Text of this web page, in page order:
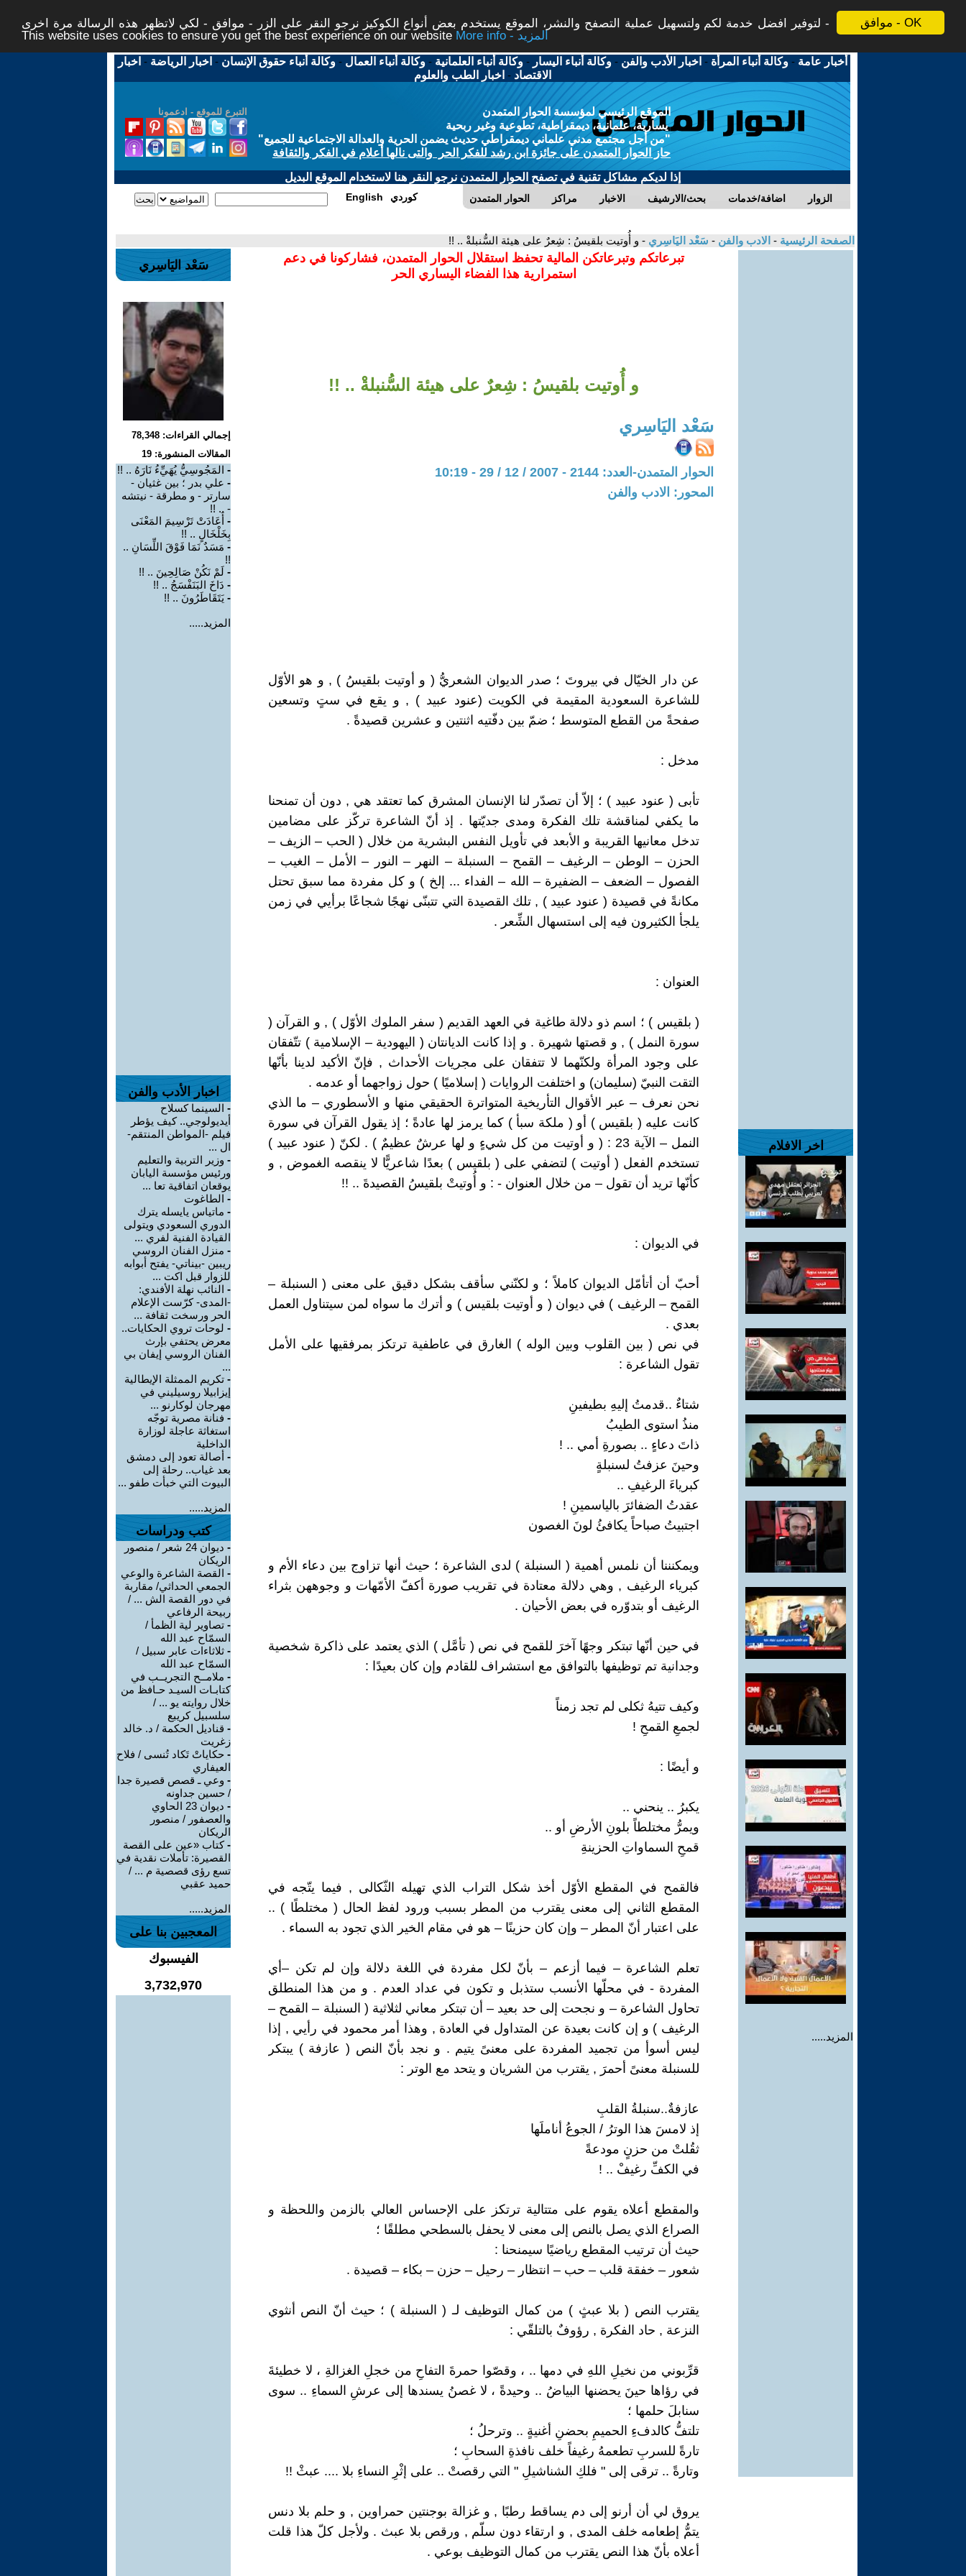
موافق - OK
لتوفير افضل خدمة لكم ولتسهيل عملية التصفح والنشر، الموقع يستخدم بعض أنواع الكوكيز نرجو النقر على الزر - موافق - لكي لاتظهر هذه الرسالة مرة اخرى -
This website uses cookies to ensure you get the best experience on our website
More info - المزيد
أخبار عامة -وكالة أنباء المرأة - اخبار الأدب والفن -وكالة أنباء اليسار -وكالة أنباء العلمانية -وكالة أنباء العمال -وكالة أنباء حقوق الإنسان - اخبار الرياضة - اخبار
الاقتصاد - اخبار الطب والعلوم
التبرع للموقع - ادعمونا
الموقع الرئيسي لمؤسسة الحوار المتمدن
يسارية، علمانية، ديمقراطية، تطوعية وغير ربحية
"من أجل مجتمع مدني علماني ديمقراطي حديث يضمن الحرية والعدالة الاجتماعية للجميع"
حاز الحوار المتمدن على جائزة ابن رشد للفكر الحر والتى نالها أعلام في الفكر والثقافة
إذا لديكم مشاكل تقنية في تصفح الحوار المتمدن نرجو النقر هنا لاستخدام الموقع البديل
الحوار المتمدن مراكز الاخبار بحث/الارشيف اضافة/خدمات الزوار English كوردي
الصفحة الرئيسية - الادب والفن - سَعْد اليَاسِري - و أُوتيت بلقيسُ : شِعرٌ على هيئة السُّنبلةْ .. !!
اخر الافلام
المزيد.....
تبرعاتكم وتبرعاتكن المالية تحفظ استقلال الحوار المتمدن، فشاركونا في دعم
استمرارية هذا الفضاء اليساري الحر
و أُوتيت بلقيسُ : شِعرٌ على هيئة السُّنبلةْ .. !!
سَعْد اليَاسِري
الحوار المتمدن-العدد: 2144 - 2007 / 12 / 29 - 10:19
المحور: الادب والفن
عن دار الخيّال في بيروتَ ؛ صدر الديوان الشعريُّ ( و أوتيت بلقيسُ ) , و هو الأوّل
للشاعرة السعودية المقيمة في الكويت (عنود عبيد ) , و يقع في ستٍ وتسعين
صفحةً من القطع المتوسط ؛ ضمّ بين دفّتيه اثنتين و عشرين قصيدةً .
مدخل :
تأبى ( عنود عبيد ) ؛ إلاّ أن تصدّر لنا الإنسان المشرق كما تعتقد هي , دون أن تمنحنا
ما يكفي لمناقشة تلك الفكرة ومدى جديّتها . إذ أنّ الشاعرة تركّز على مضامين
تدخل معانيها القريبة و الأبعد في تأويل النفس البشرية من خلال ( الحب – الزيف –
الحزن – الوطن – الرغيف – القمح – السنبلة – النهر – النور – الأمل – الغيب –
الفصول – الضعف – الضفيرة – الله – الفداء ... إلخ ) و كل مفردة مما سبق تحتل
مكانةً في قصيدة ( عنود عبيد ) , تلك القصيدة التي تتبنّى نهجًا شجاعًا برأيي في زمن
يلجأ الكثيرون فيه إلى استسهال الشِّعر .
العنوان :
( بلقيس ) ؛ اسم ذو دلالة طاغية في العهد القديم ( سفر الملوك الأوّل ) , و القرآن (
سورة النمل ) , و قصتها شهيرة . و إذا كانت الديانتان ( اليهودية – الإسلامية ) تتّفقان
على وجود المرأة ولكنّهما لا تتفقان على مجريات الأحداث , فإنّ الأكيد لدينا بأنّها
التقت النبيّ (سليمان) و اختلفت الروايات ( إسلاميًا ) حول زواجهما أو عدمه .
نحن نعرف – عبر الأقوال التأريخية المتواترة الحقيقي منها و الأسطوري – ما الذي
كانت عليه ( بلقيس ) أو ( ملكة سبأ ) كما يرمز لها عادةً ؛ إذ يقول القرآن في سورة
النمل – الآية 23 : ( و أوتيت من كل شيءٍ و لها عرشٌ عظيمٌ ) . لكنّ ( عنود عبيد )
تستخدم الفعل ( أوتيت ) لتضفي على ( بلقيس ) بعدًا شاعريًّا لا ينقصه الغموض , و
كأنّها تريد أن تقول – من خلال العنوان - : و أُوتيتْ بلقيسُ القصيدةَ .. !!
في الديوان :
أحبّ أن أتأمّل الديوان كاملاً ؛ و لكنّني سأقف بشكل دقيق على معنى ( السنبلة –
القمح – الرغيف ) في ديوان ( و أوتيت بلقيس ) و أترك ما سواه لمن سيتناول العمل
بعدي .
في نص ( بين القلوب وبين الوله ) الغارق في عاطفية ترتكز بمرفقيها على الأمل
تقول الشاعرة :
شتاءٌ ..قدمتُ إليهِ بطيفينِ
منذُ استوى الطيبُ
ذاتَ دعاءٍ .. بصورةِ أمي .. !
وحينَ عزفتُ لسنبلةٍ
كبرياءَ الرغيفِ ..
عقدتُ الضفائرَ بالياسمينِ !
اجتبيتُ صباحاً يكافئُ لونَ الغصون
ويمكنننا أن نلمس أهمية ( السنبلة ) لدى الشاعرة ؛ حيث أنها تزاوج بين دعاء الأم و
كبرياء الرغيف , وهي دلالة معتادة في تقريب صورة أكفّ الأمّهات و وجوههن بثراء
الرغيف أو بتدوّره في بعض الأحيان .
في حين أنّها تبتكر وجهًا آخرَ للقمح في نص ( تأمَّل ) الذي يعتمد على ذاكرة شخصية
وجدانية تم توظيفها بالتوافق مع استشراف للقادم وإن كان بعيدًا :
وكيف تتيهُ ثكلى لم تجد زمناً
لجمعِ القمحِ !
و أيضًا :
يكبرُ .. ينحني ..
ويمرُّ مختلطاً بلونِ الأرضِ أو ..
قمحِ السماواتِ الحزينةِ
فالقمح في المقطع الأوّل أخذ شكل التراب الذي تهيله الثّكالى , فيما يتّجه في
المقطع الثاني إلى معنى يقترب من المطر بسبب ورود لفظ الحال ( مختلطًا ) ..
على اعتبار أنّ المطر – وإن كان حزينًا – هو في مقام الخير الذي تجود به السماء .
تعلم الشاعرة – فيما أزعم – بأنّ لكل مفردة في اللغة دلالة وإن لم تكن –أي
المفردة - في محلّها الأنسب ستذبل و تكون في عداد العدم . و من هذا المنطلق
تحاول الشاعرة – و نجحت إلى حد بعيد – أن تبتكر معاني لثلاثية ( السنبلة – القمح –
الرغيف ) و إن كانت بعيدة عن المتداول في العادة , وهذا أمر محمود في رأيي , إذا
ليس أسوأ من تجميد المفردة على معنىً يتيم . و نجد بأنّ النص ( عازفة ) يبتكر
للسنبلة معنىً أحمرَ , يقترب من الشريان و يتحد مع الوتر :
عازفةٌ..سنبلةُ القلبِ
إذ لامسَ هذا الوترُ / الجوعُ أناملَها
ثقُلتْ من حزنٍ مودعةً
في الكفِّ رغيفْ .. !
والمقطع أعلاه يقوم على متتالية ترتكز على الإحساس العالي بالزمن واللحظة و
الصراع الذي يصل بالنص إلى معنى لا يحفل بالسطحي مطلقًا ؛
حيث أن ترتيب المقطع رياضيًا سيمنحنا :
شعور – خفقة قلب – حب – انتظار – رحيل – حزن – بكاء – قصيدة .
يقترب النص ( بلا عبثٍ ) من كمال التوظيف لـ ( السنبلة ) ؛ حيث أنّ النص أنثوي
النزعة , حاد الفكرة , رؤوفٌ بالتلقّي :
قرِّبوني من نخيلِ اللهِ في دمها .. ، وقصّوا حمرةَ التفاحِ من خجلِ الغزالةِ ، لا خطيئةَ
في رؤاها حينَ يحضنها البياضُ .. وحيدةً ، لا غصنُ يسندها إلى عرشِ السماءِ .. سوى
سنابلَ حلمها ؛
تلتفُّ كالدفءِ الحميمِ بحضنِ أغنيةٍ .. وترحلُ ؛
تارةً للسربِ تطعمهُ رغيفاً خلف نافذةِ السحابِ ؛
وتارةً .. ترقى إلى " فلكِ الشناشيلِ " التي رقصتْ .. على إثْرِ النساءِ بلا .... عبثْ !!
يروق لي أن أرنو إلى دم يساقط رطبًا , و غزالة بوجنتين حمراوين , و حلم بلا دنس
يتمُّ إطعامه خلف المدى , و ارتقاء دون سلّم , ورقص بلا عبث . ولأجل كلّ هذا قلت
أعلاه بأنّ هذا النص يقترب من كمال التوظيف بوعي .
سَعْد اليَاسِري
إجمالي القراءات: 78,348
المقالات المنشورة: 19
- المَجُوسِيُّ يُهَيِّءُ نَارَهُ .. !!
- علي بدر ؛ بين غثيان -
سارتر - و مطرقة - نيتشه
- .. !!
- أَعَادَتْ تَرْسِيمَ المَعْنَى
بِخَلْخَالٍ .. !!
- مَسَدٌ نَمَا فَوْقَ اللِّسَانِ ..
!!
- لَمْ نَكُنْ صَالِحِينَ .. !!
- دَاخَ البَنَفْسَجُ .. !!
- يَتَقَاطَرُونَ .. !!
المزيد.....
اخبار الأدب والفن
- السينما كسلاح
أيديولوجي.. كيف يؤطر
فيلم -المواطن المنتقم-
ال ...
- وزير التربية والتعليم
ورئيس مؤسسة اليابان
يوقعان اتفاقية تعا ...
- الطاغوت
- ماتياس يايسله يترك
الدوري السعودي ويتولى
القيادة الفنية لفري ...
- منزل الفنان الروسي
ريبين -بيناتي- يفتح أبوابه
للزوار قبل اكت ...
- النائب نهلة الأفندي:
-المدى- كرّست الإعلام
الحر ورسخت ثقافة ...
- لوحات تروي الحكايات..
معرض يحتفي بإرث
الفنان الروسي إيفان بي
...
- تكريم الممثلة الإيطالية
إيزابيلا روسيليني في
مهرجان لوكارنو ...
- فنانة مصرية توجّه
استغاثة عاجلة لوزارة
الداخلية
- أصالة تعود إلى دمشق
بعد غياب.. رحلة إلى
البيوت التي خبأت طفو ...
المزيد.....
كتب ودراسات
-
ديوان 24 شعر / منصور
الريكان
- القصة الشاعرة والوعي
الجمعي الحداثي/ مقاربة
في دور القصة الش ... /
ربيحة الرفاعي
- تصاوير لية الظمأ /
السمّاح عبد الله
- ثلاثاءات عابر سبيل /
السمّاح عبد الله
- ملامــح التجريــب في
كتابـات السيـد حـافظ من
خلال روايته يو ... /
سلسبيل كريبع
- قناديل الحكمة / د. خالد
زغريت
- حكاياتْ تَكاد تُنسى / فلاح
العيفاري
- وعي ـ قصص قصيرة جدا
/ حسين جداونه
-
ديوان 23 الحاوي
والعصفور / منصور
الريكان
-كتاب «عين على القصة
القصيرة: تأملات نقدية في
تسع رؤى قصصية م ... /
حميد عقبي
المزيد.....
المعجبين بنا على
الفيسبوك
3,732,970